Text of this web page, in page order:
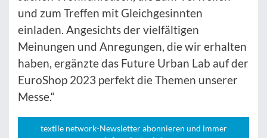
und zum Treffen mit Gleichgesinnten
einladen. Angesichts der vielfältigen
Meinungen und Anregungen, die wir erhalten
haben, ergänzte das Future Urban Lab auf der
EuroShop 2023 perfekt die Themen unserer
Messe.“
textile network-Newsletter abonnieren und immer